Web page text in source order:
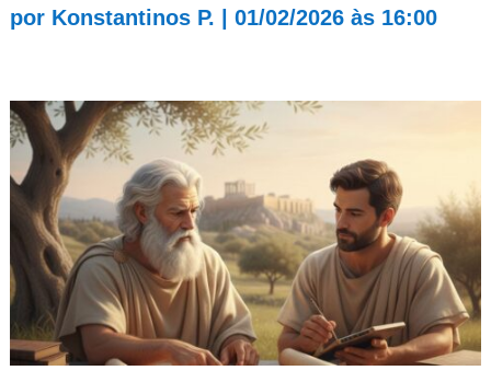
por Konstantinos P. 01/02/2026 às 16:00